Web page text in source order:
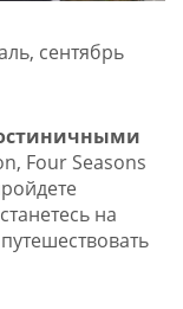
сентябрь
Four Seasons
на